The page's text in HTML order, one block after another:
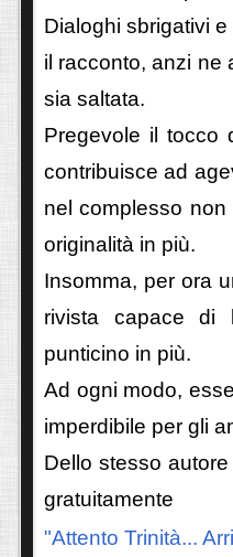
Dialoghi sbrigativi
il racconto, anzi ne
sia saltata.
Pregevole il tocco
contribuisce ad
nel complesso
originalità in più.
Insomma, per ora
rivista capace di
punticino in più.
Ad ogni modo,
imperdibile per gli
Dello stesso
gratuitamente
"Attento Trinità...